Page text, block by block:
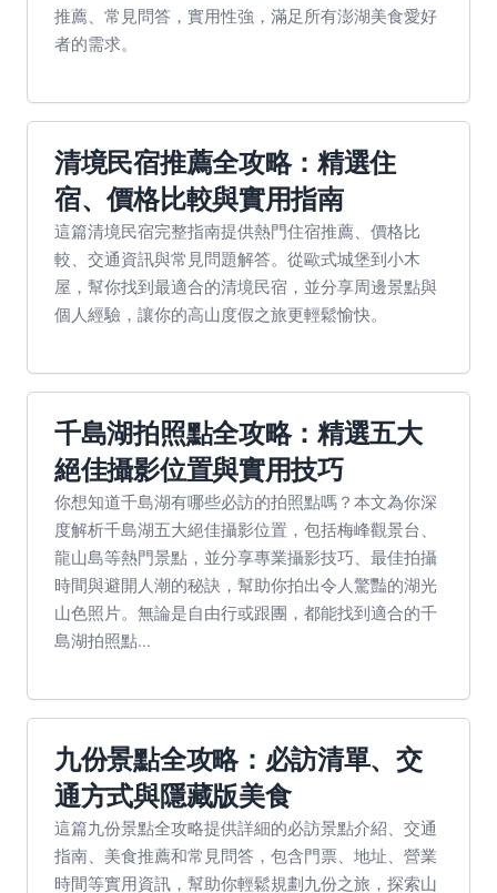
推薦、常見問答，實用性強，滿足所有澎湖美食愛好
者的需求。
清境民宿推薦全攻略：精選住
宿、價格比較與實用指南
這篇清境民宿完整指南提供熱門住宿推薦、價格比
較、交通資訊與常見問題解答。從歐式城堡到小木
屋，幫你找到最適合的清境民宿，並分享周邊景點與
個人經驗，讓你的高山度假之旅更輕鬆愉快。
千島湖拍照點全攻略：精選五大
絕佳攝影位置與實用技巧
你想知道千島湖有哪些必訪的拍照點嗎？本文為你深
度解析千島湖五大絕佳攝影位置，包括梅峰觀景台、
龍山島等熱門景點，並分享專業攝影技巧、最佳拍攝
時間與避開人潮的秘訣，幫助你拍出令人驚豔的湖光
山色照片。無論是自由行或跟團，都能找到適合的千
島湖拍照點...
九份景點全攻略：必訪清單、交
通方式與隱藏版美食
這篇九份景點全攻略提供詳細的必訪景點介紹、交通
指南、美食推薦和常見問答，包含門票、地址、營業
時間等實用資訊，幫助你輕鬆規劃九份之旅，探索山